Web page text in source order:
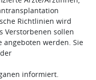
Richtlinien wird
Verstorbenen sollen
angeboten werden. Sie
informiert.